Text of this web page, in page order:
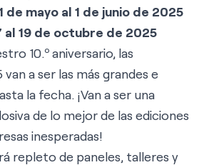
de mayo al 1 de junio de 2025
al 19 de octubre de 2025
10.º aniversario, las
a ser las más grandes e
la fecha. ¡Van a ser una
de lo mejor de las ediciones
inesperadas!
repleto de paneles, talleres y